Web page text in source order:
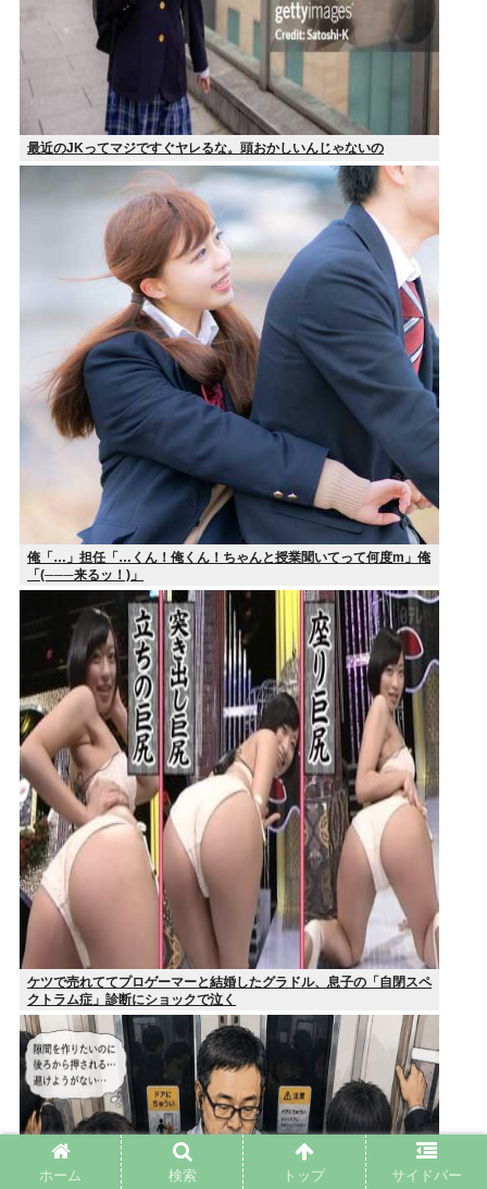
最近のJKってマジですぐヤレるな。頭おかしいんじゃないの
俺「…」担任「…くん！俺くん！ちゃんと授業聞いてって何度m」俺
「(───来るッ！)」
ケツで売れててプロゲーマーと結婚したグラドル、息子の「自閉スペ
クトラム症」診断にショックで泣く
ホーム 検索 トップ サイドバー